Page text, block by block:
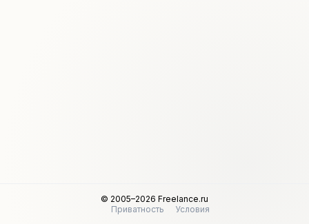
© 2005–2026 Freelance.ru
Приватность
Условия